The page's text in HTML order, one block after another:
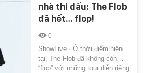
nhà thi đấu: The Flob
đã hết… flop!
0
ShowLive · Ở thời điểm hiện
tại, The Flob đã không còn…
“flop” với những tour diễn riêng